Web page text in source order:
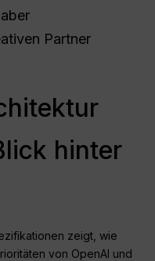
Partner
hinter
zeigt, wie
von OpenAI und